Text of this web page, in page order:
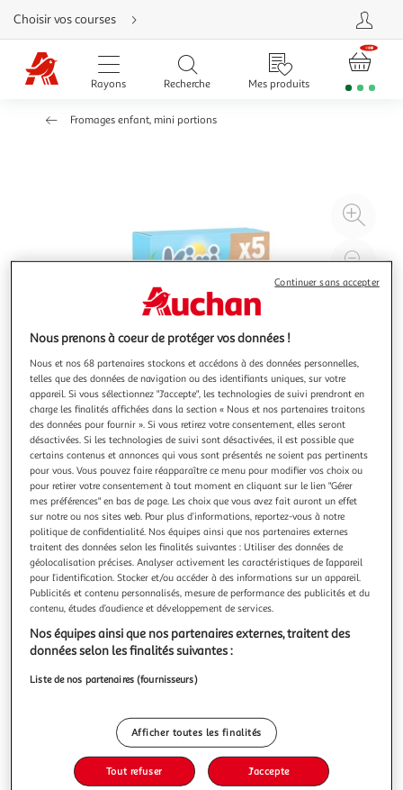
Aller
directement
au
contenu
Aller
directement
Aller
Choisir vos courses
Rayons Recherche Mes produits
Fromages enfant, mini portions
à
4.7 (3)
KIRI
Goûter Fromage fondue à la crème et gressins blé
complet
Kiri® Gouter 5 portions, c'est une nouvelle offre aux
gressins au blé complet, riches en fibres, idéale pour ravir
les papilles de toute la famille. La recette de Kiri® est
toujours aussi unique et est composée de bon lait frais* et
de crème généreuse 100% français. Blé complet
En savoir +
175g 5 pièces
Nous prenons à coeur de protéger vos données !
Nous et nos 68 partenaires stockons et accédons à des données personnelles,
telles que des données de navigation ou des identifiants uniques, sur votre
appareil. Si vous sélectionnez "J'accepte", les technologies de suivi prendront en
charge les finalités affichées dans la section « Nous et nos partenaires traitons
des données pour fournir ». Si vous retirez votre consentement, elles seront
désactivées. Si les technologies de suivi sont désactivées, il est possible que
certains contenus et annonces qui vous sont présentés ne soient pas pertinents
pour vous. Vous pouvez faire réapparaître ce menu pour modifier vos choix ou
pour retirer votre consentement à tout moment en cliquant sur le lien "Gérer
mes préférences" en bas de page. Les choix que vous avez fait auront un effet
sur notre ou nos sites web. Pour plus d’informations, reportez-vous à notre
politique de confidentialité. Nos équipes ainsi que nos partenaires externes
traitent des données selon les finalités suivantes : Utiliser des données de
géolocalisation précises. Analyser activement les caractéristiques de l’appareil
pour l’identification. Stocker et/ou accéder à des informations sur un appareil.
Publicités et contenu personnalisés, mesure de performance des publicités et du
contenu, études d’audience et développement de services.
Nos équipes ainsi que nos partenaires externes, traitent des
données selon les finalités suivantes :
Liste de nos partenaires (fournisseurs)
Afficher toutes les finalités
Tout refuser J'accepte
Continuer sans accepter